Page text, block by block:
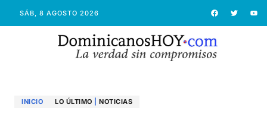
SÁB, 8 AGOSTO 2026
INICIO LO ÚLTIMO NOTICIAS